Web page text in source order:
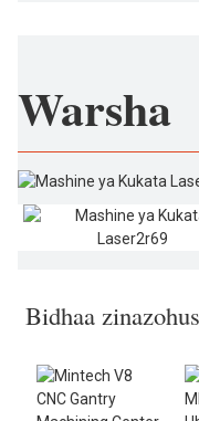
Warsha
Bidhaa